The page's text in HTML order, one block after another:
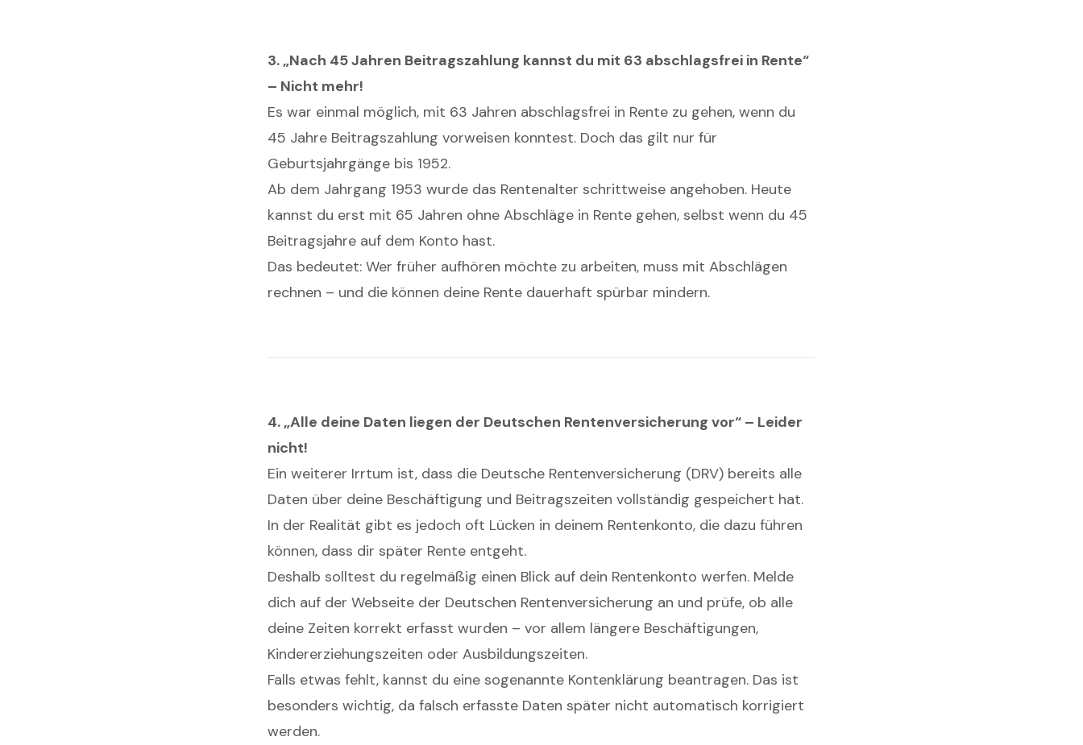
3. „Nach 45 Jahren Beitragszahlung kannst du mit 63 abschlagsfrei in Rente“
– Nicht mehr!
Es war einmal möglich, mit 63 Jahren abschlagsfrei in Rente zu gehen, wenn du
45 Jahre Beitragszahlung vorweisen konntest. Doch das gilt nur für
Geburtsjahrgänge bis 1952.
Ab dem Jahrgang 1953 wurde das Rentenalter schrittweise angehoben. Heute
kannst du erst mit 65 Jahren ohne Abschläge in Rente gehen, selbst wenn du 45
Beitragsjahre auf dem Konto hast.
Das bedeutet: Wer früher aufhören möchte zu arbeiten, muss mit Abschlägen
rechnen – und die können deine Rente dauerhaft spürbar mindern.
4. „Alle deine Daten liegen der Deutschen Rentenversicherung vor“ – Leider
nicht!
Ein weiterer Irrtum ist, dass die Deutsche Rentenversicherung (DRV) bereits alle
Daten über deine Beschäftigung und Beitragszeiten vollständig gespeichert hat.
In der Realität gibt es jedoch oft Lücken in deinem Rentenkonto, die dazu führen
können, dass dir später Rente entgeht.
Deshalb solltest du regelmäßig einen Blick auf dein Rentenkonto werfen. Melde
dich auf der Webseite der Deutschen Rentenversicherung an und prüfe, ob alle
deine Zeiten korrekt erfasst wurden – vor allem längere Beschäftigungen,
Kindererziehungszeiten oder Ausbildungszeiten.
Falls etwas fehlt, kannst du eine sogenannte Kontenklärung beantragen. Das ist
besonders wichtig, da falsch erfasste Daten später nicht automatisch korrigiert
werden.